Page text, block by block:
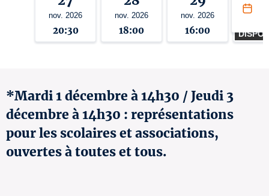
nov. 2026
20:30
nov. 2026
18:00
nov. 2026
16:00
déc.
*Mardi 1 décembre à 14h30 / Jeudi 3
décembre à 14h30 : représentations
pour les scolaires et associations,
ouvertes à toutes et tous.